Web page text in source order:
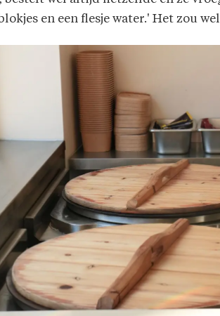
en een flesje water.' Het zou